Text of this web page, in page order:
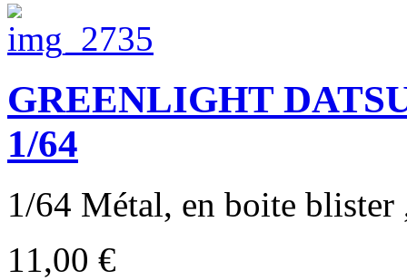
GREENLIGHT
1/64
1/64 Métal, en boite blister
11,00 €